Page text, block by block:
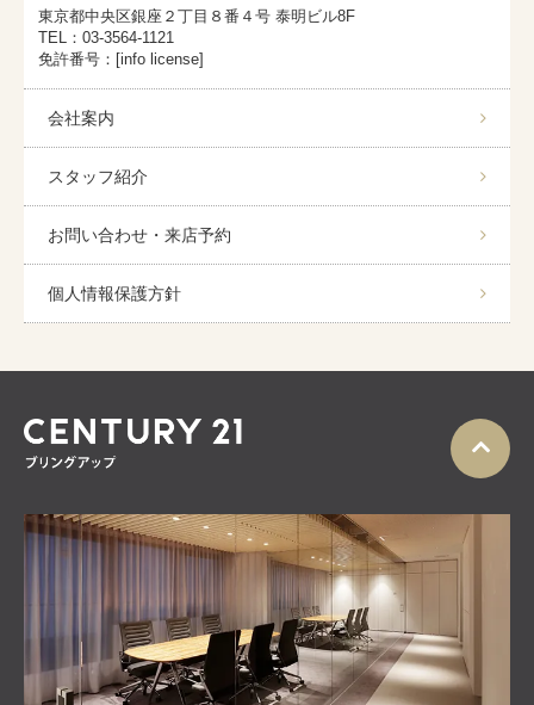
東京都中央区銀座２丁目８番４号 泰明ビル8F
TEL：03-3564-1121
免許番号：[info license]
会社案内
スタッフ紹介
お問い合わせ・来店予約
個人情報保護方針